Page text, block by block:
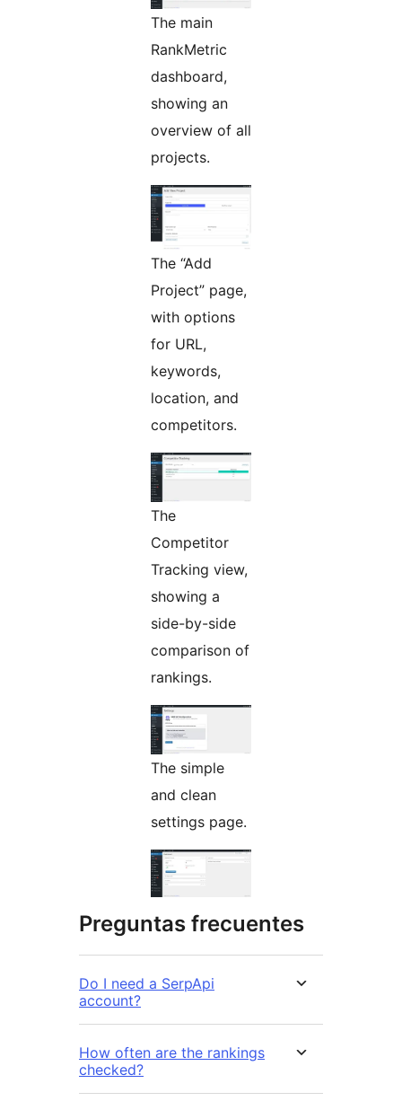
The main
RankMetric
dashboard,
showing an
overview of all
projects.
The “Add
Project” page,
with options
for URL,
keywords,
location, and
competitors.
The
Competitor
Tracking view,
showing a
side-by-side
comparison of
rankings.
The simple
and clean
settings page.
Preguntas frecuentes
Do I need a SerpApi
account?
How often are the rankings
checked?